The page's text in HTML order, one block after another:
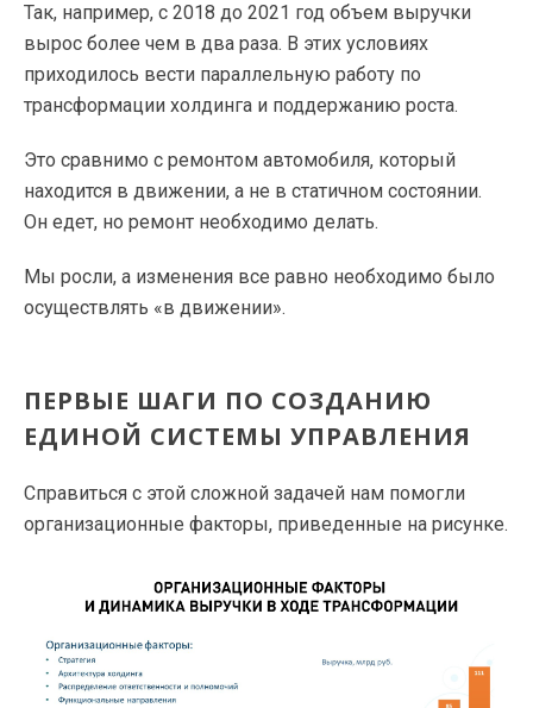
Так, например, с 2018 до 2021 год объем выручки
вырос более чем в два раза. В этих условиях
приходилось вести параллельную работу по
трансформации холдинга и поддержанию роста.
Это сравнимо с ремонтом автомобиля, который
находится в движении, а не в статичном состоянии.
Он едет, но ремонт необходимо делать.
Мы росли, а изменения все равно необходимо было
осуществлять «в движении».
ПЕРВЫЕ ШАГИ ПО СОЗДАНИЮ
ЕДИНОЙ СИСТЕМЫ УПРАВЛЕНИЯ
Справиться с этой сложной задачей нам помогли
организационные факторы, приведенные на рисунке.